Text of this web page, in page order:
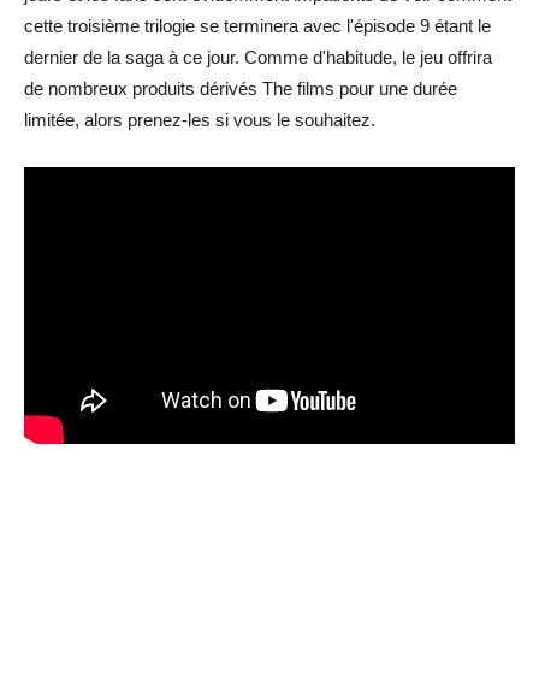
cette troisième trilogie se terminera avec l'épisode 9 étant le
dernier de la saga à ce jour. Comme d'habitude, le jeu offrira
de nombreux produits dérivés The films pour une durée
limitée, alors prenez-les si vous le souhaitez.